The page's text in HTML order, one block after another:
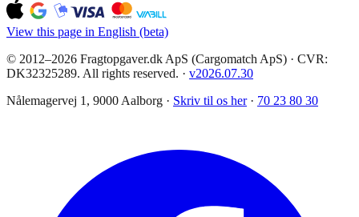
View this page in English (beta)
© 2012–2026 Fragtopgaver.dk ApS (Cargomatch ApS) · CVR:
DK32325289. All rights reserved. · v2026.07.30
Nålemagervej 1, 9000 Aalborg · Skriv til os her · 70 23 80 30